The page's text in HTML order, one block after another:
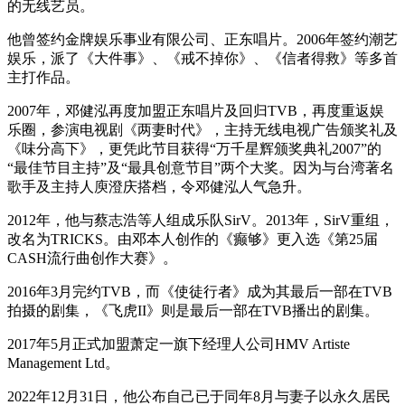
的无线艺员。
他曾签约金牌娱乐事业有限公司、正东唱片。2006年签约潮艺
娱乐，派了《大件事》、《戒不掉你》、《信者得救》等多首
主打作品。
2007年，邓健泓再度加盟正东唱片及回归TVB，再度重返娱
乐圈，参演电视剧《两妻时代》，主持无线电视广告颁奖礼及
《味分高下》，更凭此节目获得“万千星辉颁奖典礼2007”的
“最佳节目主持”及“最具创意节目”两个大奖。因为与台湾著名
歌手及主持人庾澄庆搭档，令邓健泓人气急升。
2012年，他与蔡志浩等人组成乐队SirV。2013年，SirV重组，
改名为TRICKS。由邓本人创作的《癫够》更入选《第25届
CASH流行曲创作大赛》。
2016年3月完约TVB，而《使徒行者》成为其最后一部在TVB
拍摄的剧集，《飞虎II》则是最后一部在TVB播出的剧集。
2017年5月正式加盟萧定一旗下经理人公司HMV Artiste
Management Ltd。
2022年12月31日，他公布自己已于同年8月与妻子以永久居民